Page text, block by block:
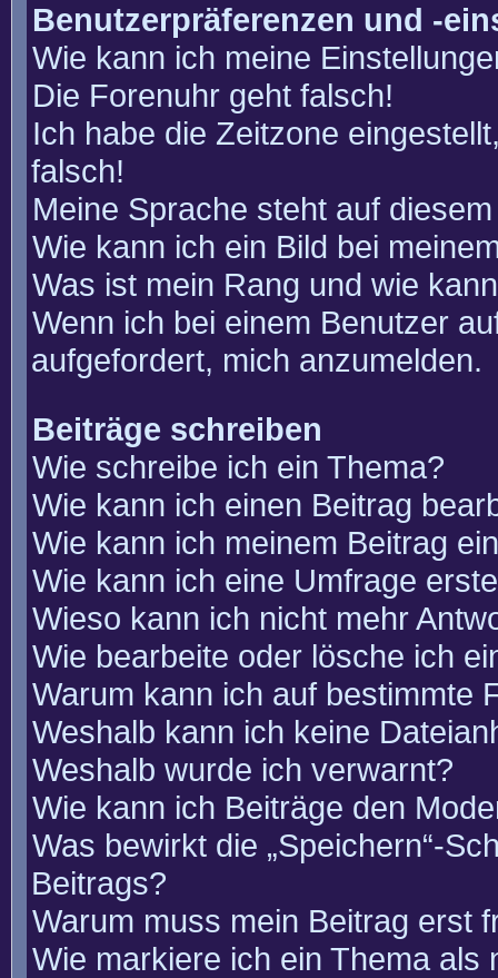
Benutzerpräferenzen und -
Wie kann ich meine
Die Forenuhr geht falsch!
Ich habe die Zeitzone
falsch!
Meine Sprache steht auf
Wie kann ich ein Bild bei
Was ist mein Rang und wie
Wenn ich bei einem Benutzer
aufgefordert, mich anzumelden.
Beiträge schreiben
Wie schreibe ich ein Thema?
Wie kann ich einen Beitrag
Wie kann ich meinem Beitrag
Wie kann ich eine Umfrage
Wieso kann ich nicht mehr
Wie bearbeite oder lösche ich
Warum kann ich auf bestimmte
Weshalb kann ich keine
Weshalb wurde ich verwarnt?
Wie kann ich Beiträge den
Was bewirkt die „Speichern“-
Beitrags?
Warum muss mein Beitrag erst
Wie markiere ich ein Thema als